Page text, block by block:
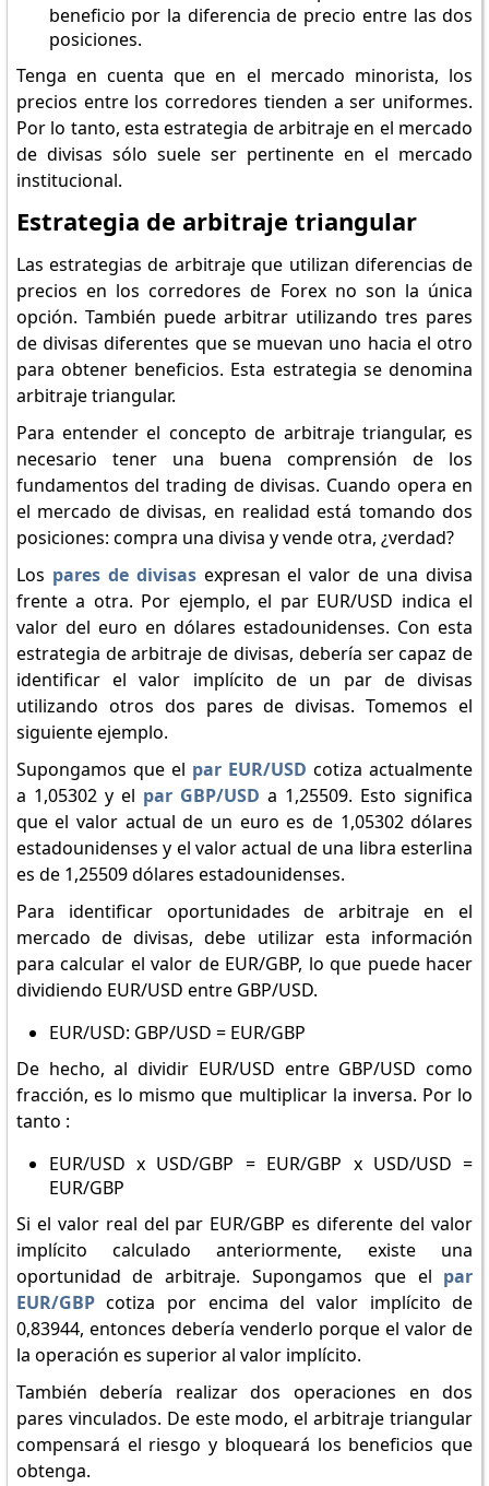
beneficio por la diferencia de precio entre las dos
posiciones.
Tenga en cuenta que en el mercado minorista, los
precios entre los corredores tienden a ser uniformes.
Por lo tanto, esta estrategia de arbitraje en el mercado
de divisas sólo suele ser pertinente en el mercado
institucional.
Estrategia de arbitraje triangular
Las estrategias de arbitraje que utilizan diferencias de
precios en los corredores de Forex no son la única
opción. También puede arbitrar utilizando tres pares
de divisas diferentes que se muevan uno hacia el otro
para obtener beneficios. Esta estrategia se denomina
arbitraje triangular.
Para entender el concepto de arbitraje triangular, es
necesario tener una buena comprensión de los
fundamentos del trading de divisas. Cuando opera en
el mercado de divisas, en realidad está tomando dos
posiciones: compra una divisa y vende otra, ¿verdad?
Los pares de divisasexpresan el valor de una divisa
frente a otra. Por ejemplo, el par EUR/USD indica el
valor del euro en dólares estadounidenses. Con esta
estrategia de arbitraje de divisas, debería ser capaz de
identificar el valor implícito de un par de divisas
utilizando otros dos pares de divisas. Tomemos el
siguiente ejemplo.
Supongamos que el par EUR/USD cotiza actualmente
a 1,05302 y el par GBP/USD a 1,25509. Esto significa
que el valor actual de un euro es de 1,05302 dólares
estadounidenses y el valor actual de una libra esterlina
es de 1,25509 dólares estadounidenses.
Para identificar oportunidades de arbitraje en el
mercado de divisas, debe utilizar esta información
para calcular el valor de EUR/GBP, lo que puede hacer
dividiendo EUR/USD entre GBP/USD.
EUR/USD: GBP/USD = EUR/GBP
De hecho, al dividir EUR/USD entre GBP/USD como
fracción, es lo mismo que multiplicar la inversa. Por lo
tanto :
EUR/USD x USD/GBP = EUR/GBP x USD/USD =
EUR/GBP
Si el valor real del par EUR/GBP es diferente del valor
implícito calculado anteriormente, existe una
oportunidad de arbitraje. Supongamos que el par
EUR/GBPcotiza por encima del valor implícito de
0,83944, entonces debería venderlo porque el valor de
la operación es superior al valor implícito.
También debería realizar dos operaciones en dos
pares vinculados. De este modo, el arbitraje triangular
compensará el riesgo y bloqueará los beneficios que
obtenga.